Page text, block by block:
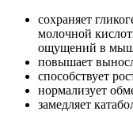
сохраняет
молочной
ощущений в
повышает
способствует
нормализует
замедляет